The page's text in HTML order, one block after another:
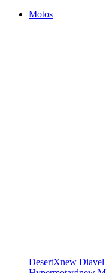
Motos
DesertXnew Diavel